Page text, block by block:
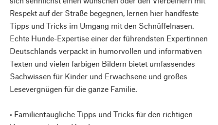
Respekt auf der Straße begegnen, lernen hier handfeste
Tipps und Tricks im Umgang mit den Schnüffelnasen.
Echte Hunde-Expertise einer der führendsten Expertinnen
Deutschlands verpackt in humorvollen und informativen
Texten und vielen farbigen Bildern bietet umfassendes
Sachwissen für Kinder und Erwachsene und großes
Lesevergnügen für die ganze Familie.
• Familientaugliche Tipps und Tricks für den richtigen